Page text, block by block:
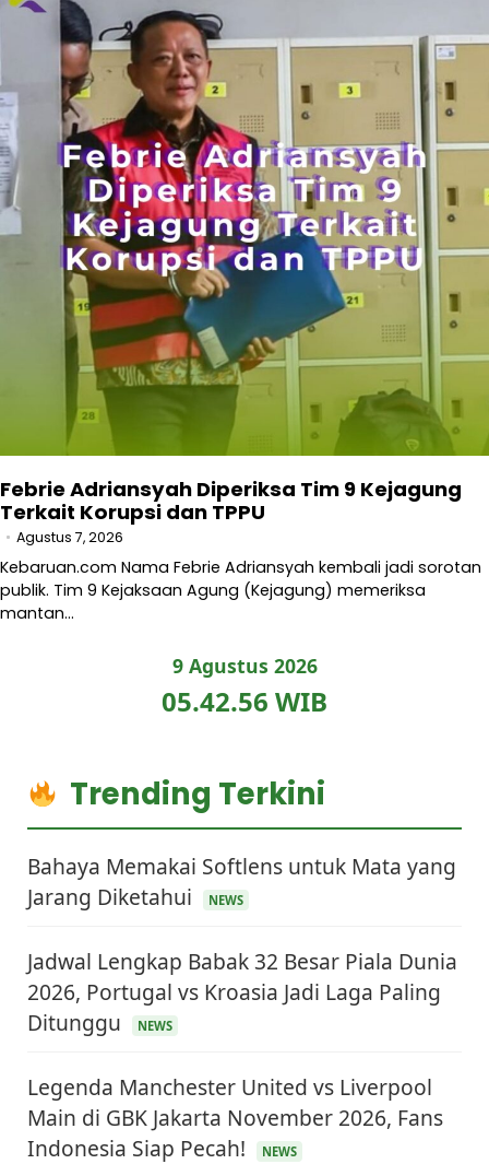
Febrie Adriansyah Diperiksa Tim 9 Kejagung
Terkait Korupsi dan TPPU
Agustus 7, 2026
Kebaruan.com Nama Febrie Adriansyah kembali jadi sorotan
publik. Tim 9 Kejaksaan Agung (Kejagung) memeriksa
mantan…
9 Agustus 2026
05.42.57 WIB
Trending Terkini
Bahaya Memakai Softlens untuk Mata yang
Jarang Diketahui
NEWS
Jadwal Lengkap Babak 32 Besar Piala Dunia
2026, Portugal vs Kroasia Jadi Laga Paling
Ditunggu
NEWS
Legenda Manchester United vs Liverpool
Main di GBK Jakarta November 2026, Fans
Indonesia Siap Pecah!
NEWS